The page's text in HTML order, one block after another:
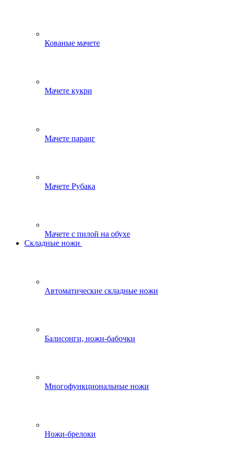
Кованые мачете
Мачете кукри
Мачете паранг
Мачете Рубака
Мачете с пилой на обухе
Складные ножи
Автоматические складные ножи
Балисонги, ножи-бабочки
Многофункциональные ножи
Ножи-брелоки